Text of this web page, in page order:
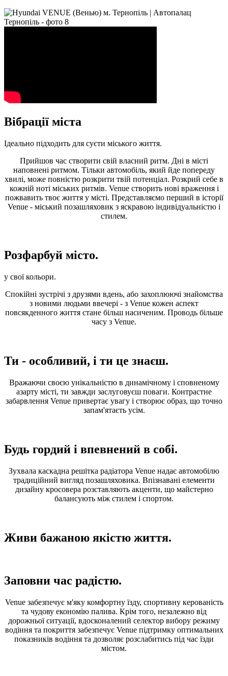
Вібрації міста
Ідеально підходить для суєти міського життя.
Прийшов час створити свій власний ритм. Дні в місті
наповнені ритмом. Тільки автомобіль, який йде попереду
хвилі, може повністю розкрити твій потенціал. Розкрий себе в
кожній ноті міських ритмів. Venue створить нові враження і
пожвавить твоє життя у місті. Представляємо перший в історії
Venue - міський позашляховик з яскравою індивідуальністю і
стилем.
Розфарбуй місто.
у свої кольори.
Спокійні зустрічі з друзями вдень, або захоплюючі знайомства
з новими людьми ввечері - з Venue кожен аспект
повсякденного життя стане більш насиченим. Проводь більше
часу з Venue.
Ти - особливий, і ти це знаєш.
Вражаючи своєю унікальністю в динамічному і сповненому
азарту місті, ти завжди заслуговуєш поваги. Контрастне
забарвлення Venue привертає увагу і створює образ, що точно
запам'ятаєть усім.
Будь гордий і впевнений в собі.
Зухвала каскадна решітка радіатора Venue надає автомобілю
традиційний вигляд позашляховика. Впізнавані елементи
дизайну кросовера розставляють акценти, що майстерно
балансують між стилем і спортом.
Живи бажаною якістю життя.
Заповни час радістю.
Venue забезпечує м'яку комфортну їзду, спортивну керованість
та чудову економію палива. Крім того, незалежно від
дорожньої ситуації, вдосконалений селектор вибору режиму
водіння та покриття забезпечує Venue підтримку оптимальних
показників водіння та дозволяє розслабитись під час їзди
містом.